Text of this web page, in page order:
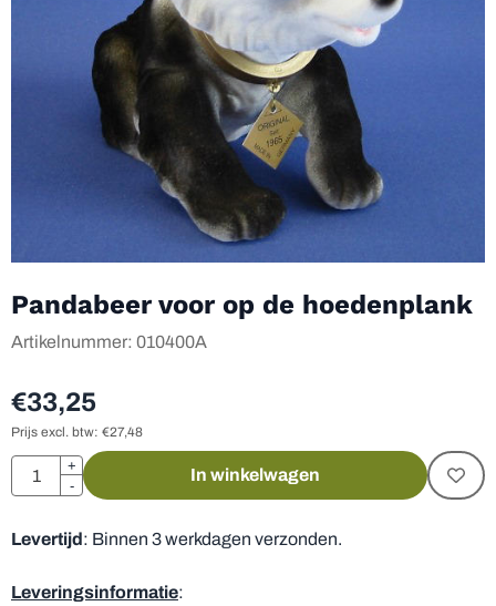
Pandabeer voor op de hoedenplank
Artikelnummer: 010400A
€33,25
Prijs excl. btw: €27,48
Aantal
+
-
In winkelwagen
Levertijd: Binnen 3 werkdagen verzonden.
Leveringsinformatie: